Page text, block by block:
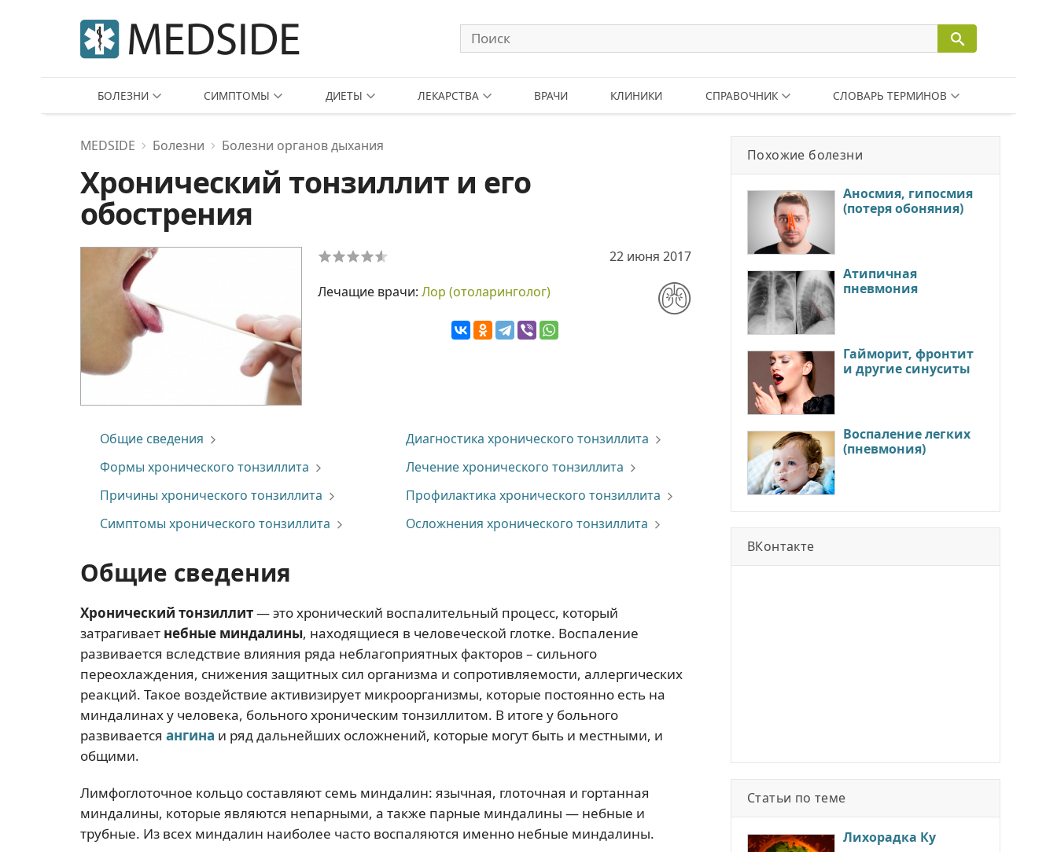
БОЛЕЗНИ СИМПТОМЫ ДИЕТЫ ЛЕКАРСТВА ВРАЧИ КЛИНИКИ СПРАВОЧНИК СЛОВАРЬ ТЕРМИНОВ
MEDSIDE Болезни Болезни органов дыхания
Хронический тонзиллит и его
обострения
22 июня 2017
Лечащие врачи: Лор (отоларинголог)
Общие сведения
Формы хронического тонзиллита
Причины хронического тонзиллита
Симптомы хронического тонзиллита
Диагностика хронического тонзиллита
Лечение хронического тонзиллита
Профилактика хронического тонзиллита
Осложнения хронического тонзиллита
Общие сведения
Хронический тонзиллит— это хронический воспалительный процесс, который
затрагивает небные миндалины, находящиеся в человеческой глотке. Воспаление
развивается вследствие влияния ряда неблагоприятных факторов – сильного
переохлаждения, снижения защитных сил организма и сопротивляемости, аллергических
реакций. Такое воздействие активизирует микроорганизмы, которые постоянно есть на
миндалинах у человека, больного хроническим тонзиллитом. В итоге у больного
развивается ангина и ряд дальнейших осложнений, которые могут быть и местными, и
общими.
Лимфоглоточное кольцо составляют семь миндалин: язычная, глоточная и гортанная
миндалины, которые являются непарными, а также парные миндалины — небные и
трубные. Из всех миндалин наиболее часто воспаляются именно небные миндалины.
Похожие болезни
Аносмия, гипосмия
(потеря обоняния)
Атипичная
пневмония
Гайморит, фронтит
и другие синуситы
Воспаление легких
(пневмония)
ВКонтакте
Статьи по теме
Лихорадка Ку